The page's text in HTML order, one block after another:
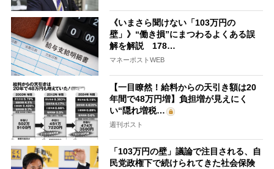
《いまさら聞けない「103万円の
壁」》“働き損”にまつわるよくある誤
解を解説 178…
マネーポストWEB
【一目瞭然！給料からの天引き額は20
年間で48万円増】負担増が見えにく
い“隠れ増税…
週刊ポスト
「103万円の壁」議論で注目される、自
民党政権下で続けられてきた社会保険